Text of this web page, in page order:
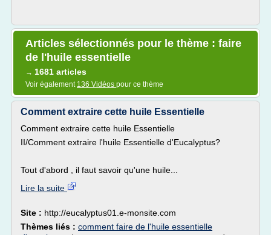
Articles sélectionnés pour le thème : faire
de l'huile essentielle
→ 1681 articles
Voir également 136 Vidéos pour ce thème
Comment extraire cette huile Essentielle
Comment extraire cette huile Essentielle
II/Comment extraire l'huile Essentielle d'Eucalyptus?
Tout d'abord , il faut savoir qu'une huile...
Lire la suite
Site : http://eucalyptus01.e-monsite.com
Thèmes liés : comment faire de l'huile essentielle